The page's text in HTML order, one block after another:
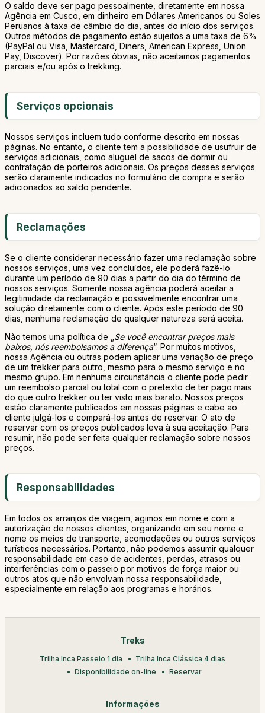
O saldo deve ser pago pessoalmente, diretamente em nossa
Agência em Cusco, em dinheiro em Dólares Americanos ou Soles
Peruanos à taxa de câmbio do dia, antes do início dos serviços.
Outros métodos de pagamento estão sujeitos a uma taxa de 6%
(PayPal ou Visa, Mastercard, Diners, American Express, Union
Pay, Discover). Por razões óbvias, não aceitamos pagamentos
parciais e/ou após o trekking.
Serviços opcionais
Nossos serviços incluem tudo conforme descrito em nossas
páginas. No entanto, o cliente tem a possibilidade de usufruir de
serviços adicionais, como aluguel de sacos de dormir ou
contratação de porteiros adicionais. Os preços desses serviços
serão claramente indicados no formulário de compra e serão
adicionados ao saldo pendente.
Reclamações
Se o cliente considerar necessário fazer uma reclamação sobre
nossos serviços, uma vez concluídos, ele poderá fazê-lo
durante um período de 90 dias a partir do dia do término de
nossos serviços. Somente nossa agência poderá aceitar a
legitimidade da reclamação e possivelmente encontrar uma
solução diretamente com o cliente. Após este período de 90
dias, nenhuma reclamação de qualquer natureza será aceita.
Não temos uma política de „ Se você encontrar preços mais
baixos, nós reembolsamos a diferença“. Por muitos motivos,
nossa Agência ou outras podem aplicar uma variação de preço
de um trekker para outro, mesmo para o mesmo serviço e no
mesmo grupo. Em nenhuma circunstância o cliente pode pedir
um reembolso parcial ou total com o pretexto de ter pago mais
do que outro trekker ou ter visto mais barato. Nossos preços
estão claramente publicados em nossas páginas e cabe ao
cliente julgá-los e compará-los antes de reservar. O ato de
reservar com os preços publicados leva à sua aceitação. Para
resumir, não pode ser feita qualquer reclamação sobre nossos
preços.
Responsabilidades
Em todos os arranjos de viagem, agimos em nome e com a
autorização de nossos clientes, organizando em seu nome e
nome os meios de transporte, acomodações ou outros serviços
turísticos necessários. Portanto, não podemos assumir qualquer
responsabilidade em caso de acidentes, perdas, atrasos ou
interferências com o passeio por motivos de força maior ou
outros atos que não envolvam nossa responsabilidade,
especialmente em relação aos programas e horários.
Treks
Trilha Inca Passeio 1 dia
Trilha Inca Clássica 4 dias
Disponibilidade on-line
Reservar
Informações